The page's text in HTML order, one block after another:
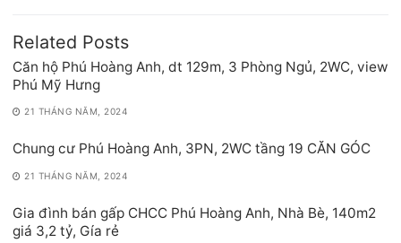
Related Posts
Căn hộ Phú Hoàng Anh, dt 129m, 3 Phòng Ngủ, 2WC, view
Phú Mỹ Hưng
21 THÁNG NĂM, 2024
Chung cư Phú Hoàng Anh, 3PN, 2WC tầng 19 CĂN GÓC
21 THÁNG NĂM, 2024
Gia đình bán gấp CHCC Phú Hoàng Anh, Nhà Bè, 140m2
giá 3,2 tỷ, Gía rẻ